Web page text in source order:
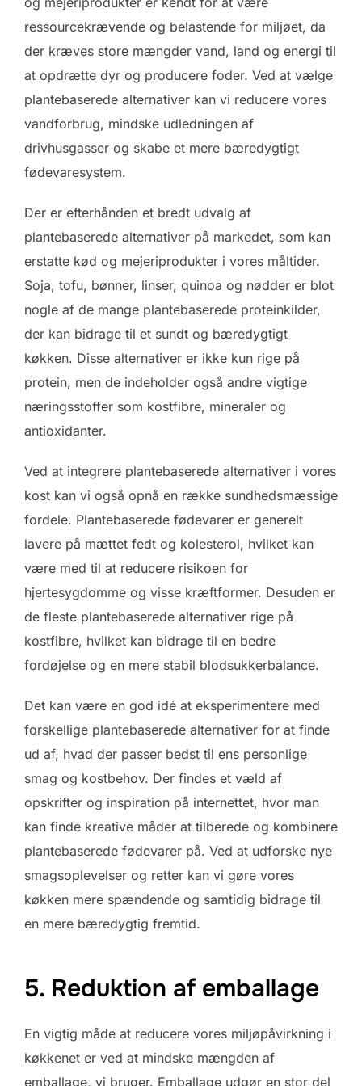
ressourcekrævende og belastende for miljøet, da
der kræves store mængder vand, land og energi til
at opdrætte dyr og producere foder. Ved at vælge
plantebaserede alternativer kan vi reducere vores
vandforbrug, mindske udledningen af
drivhusgasser og skabe et mere bæredygtigt
fødevaresystem.
Der er efterhånden et bredt udvalg af
plantebaserede alternativer på markedet, som kan
erstatte kød og mejeriprodukter i vores måltider.
Soja, tofu, bønner, linser, quinoa og nødder er blot
nogle af de mange plantebaserede proteinkilder,
der kan bidrage til et sundt og bæredygtigt
køkken. Disse alternativer er ikke kun rige på
protein, men de indeholder også andre vigtige
næringsstoffer som kostfibre, mineraler og
antioxidanter.
Ved at integrere plantebaserede alternativer i vores
kost kan vi også opnå en række sundhedsmæssige
fordele. Plantebaserede fødevarer er generelt
lavere på mættet fedt og kolesterol, hvilket kan
være med til at reducere risikoen for
hjertesygdomme og visse kræftformer. Desuden er
de fleste plantebaserede alternativer rige på
kostfibre, hvilket kan bidrage til en bedre
fordøjelse og en mere stabil blodsukkerbalance.
Det kan være en god idé at eksperimentere med
forskellige plantebaserede alternativer for at finde
ud af, hvad der passer bedst til ens personlige
smag og kostbehov. Der findes et væld af
opskrifter og inspiration på internettet, hvor man
kan finde kreative måder at tilberede og kombinere
plantebaserede fødevarer på. Ved at udforske nye
smagsoplevelser og retter kan vi gøre vores
køkken mere spændende og samtidig bidrage til
en mere bæredygtig fremtid.
5. Reduktion af emballage
En vigtig måde at reducere vores miljøpåvirkning i
køkkenet er ved at mindske mængden af ​​
emballage, vi bruger. Emballage udgør en stor del